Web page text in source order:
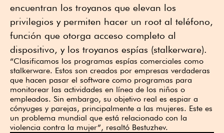
encuentran los troyanos que elevan los
privilegios y permiten hacer un root al teléfono,
función que otorga acceso completo al
dispositivo, y los troyanos espías (stalkerware).
“Clasificamos los programas espías comerciales como
stalkerware. Estos son creados por empresas verdaderas
que hacen pasar el software como programas para
monitorear las actividades en línea de los niños o
empleados. Sin embargo, su objetivo real es espiar a
cónyuges y parejas, principalmente a las mujeres. Este es
un problema mundial que está relacionado con la
violencia contra la mujer”, resaltó Bestuzhev.